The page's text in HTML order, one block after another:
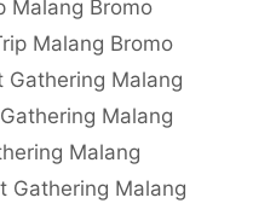
Malang Bromo
Malang Bromo
Gathering Malang
Malang
Malang
Gathering Malang